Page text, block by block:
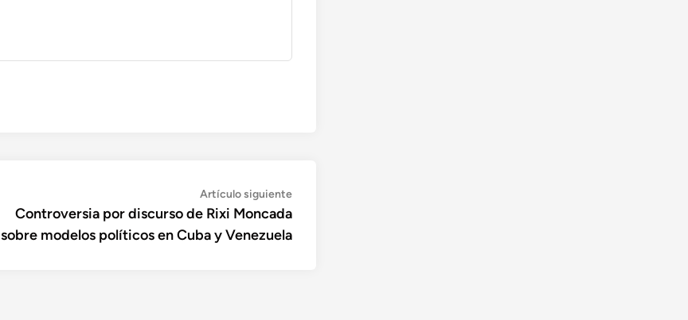
Artículo siguienteArtículo
siguiente:
Controversia por discurso de Rixi Moncada
sobre modelos políticos en Cuba y Venezuela